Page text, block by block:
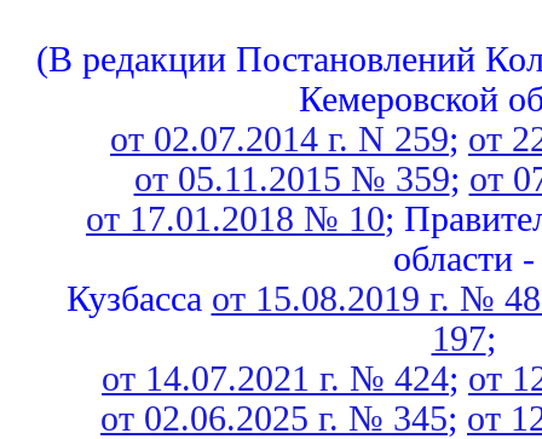
(В редакции Постановлений
Кемеровской
от 02.07.2014 г. N 259; от
от 05.11.2015 № 359; от
от 17.01.2018 № 10;
области -
Кузбасса от 15.08.2019 г. №
197;
от 14.07.2021 г. № 424; от
от 02.06.2025 г. № 345; от